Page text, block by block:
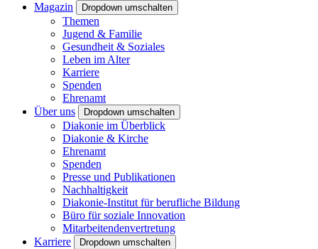
Magazin
Dropdown umschalten
Themen
Jugend & Familie
Gesundheit & Soziales
Leben im Alter
Karriere
Spenden
Ehrenamt
Über uns
Dropdown umschalten
Diakonie im Überblick
Diakonie & Kirche
Ehrenamt
Spenden
Presse und Publikationen
Nachhaltigkeit
Diakonie-Institut für berufliche Bildung
Büro für soziale Innovation
Mitarbeitendenvertretung
Karriere
Dropdown umschalten